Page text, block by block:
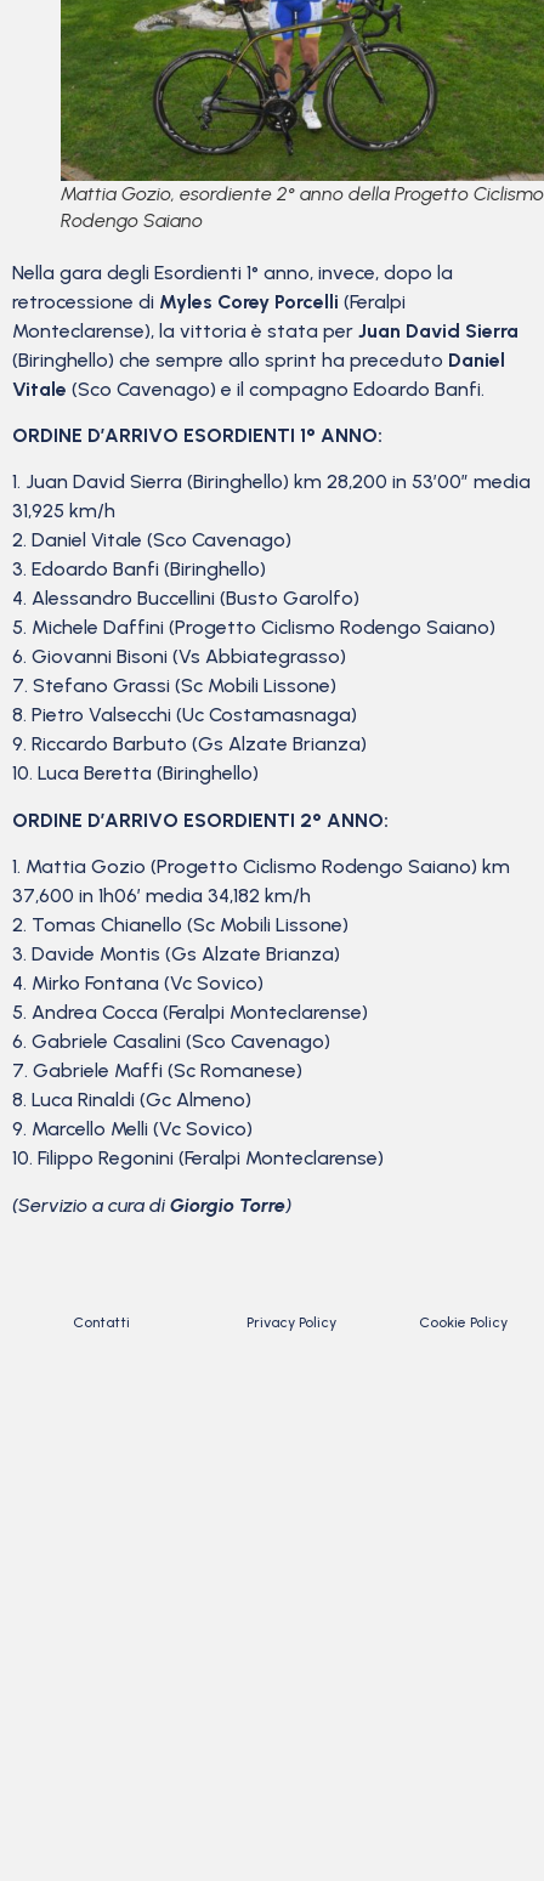
Mattia Gozio, esordiente 2° anno della Progetto Ciclismo
Rodengo Saiano
Nella gara degli Esordienti 1° anno, invece, dopo la
retrocessione di Myles Corey Porcelli (Feralpi
Monteclarense), la vittoria è stata per Juan David Sierra
(Biringhello) che sempre allo sprint ha preceduto Daniel
Vitale (Sco Cavenago) e il compagno Edoardo Banfi.
ORDINE D’ARRIVO ESORDIENTI 1° ANNO:
1. Juan David Sierra (Biringhello) km 28,200 in 53’00” media
31,925 km/h
2. Daniel Vitale (Sco Cavenago)
3. Edoardo Banfi (Biringhello)
4. Alessandro Buccellini (Busto Garolfo)
5. Michele Daffini (Progetto Ciclismo Rodengo Saiano)
6. Giovanni Bisoni (Vs Abbiategrasso)
7. Stefano Grassi (Sc Mobili Lissone)
8. Pietro Valsecchi (Uc Costamasnaga)
9. Riccardo Barbuto (Gs Alzate Brianza)
10. Luca Beretta (Biringhello)
ORDINE D’ARRIVO ESORDIENTI 2° ANNO:
1. Mattia Gozio (Progetto Ciclismo Rodengo Saiano) km
37,600 in 1h06′ media 34,182 km/h
2. Tomas Chianello (Sc Mobili Lissone)
3. Davide Montis (Gs Alzate Brianza)
4. Mirko Fontana (Vc Sovico)
5. Andrea Cocca (Feralpi Monteclarense)
6. Gabriele Casalini (Sco Cavenago)
7. Gabriele Maffi (Sc Romanese)
8. Luca Rinaldi (Gc Almeno)
9. Marcello Melli (Vc Sovico)
10. Filippo Regonini (Feralpi Monteclarense)
(Servizio a cura di Giorgio Torre)
Contatti Privacy Policy Cookie Policy